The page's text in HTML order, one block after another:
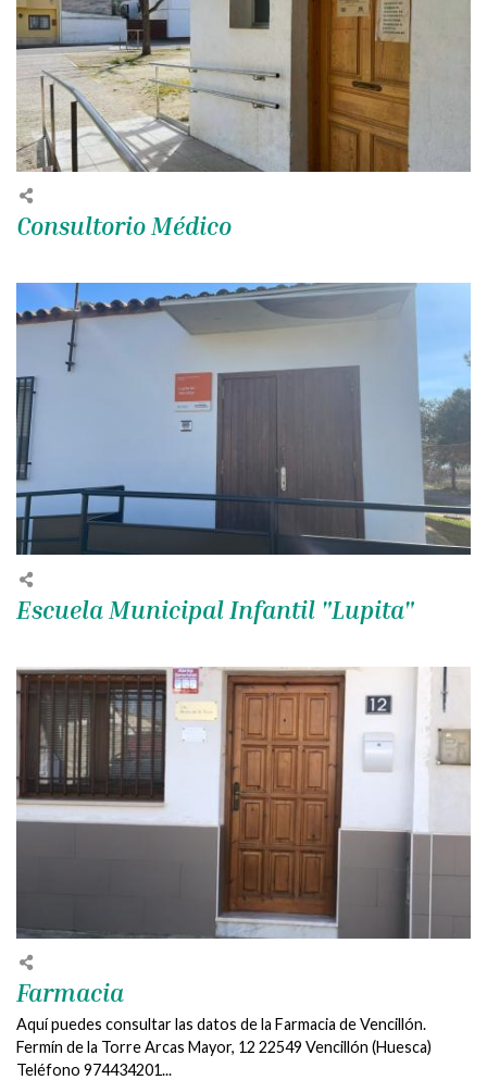
Consultorio Médico
Escuela Municipal Infantil "Lupita"
Farmacia
Aquí puedes consultar las datos de la Farmacia de Vencillón.
Fermín de la Torre Arcas Mayor, 12 22549 Vencillón (Huesca)
Teléfono 974434201...